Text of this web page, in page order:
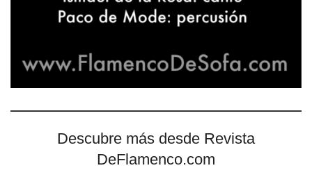
Descubre más desde Revista
DeFlamenco.com